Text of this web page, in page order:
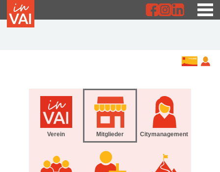
Verein Mitglieder Citymanagement